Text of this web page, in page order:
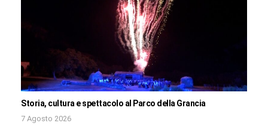
Storia, cultura e spettacolo al Parco della Grancia
7 Agosto 2026